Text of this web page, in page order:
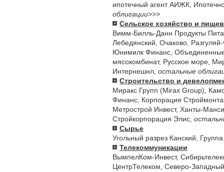
ипотечный агент АИЖК
облигации>>>
Сельское хозяйство и
Вимм-Билль-Данн Продукты
Лебедянский Очаково
Юнимилк Финанс
мясокомбинат, Русское море
Интернешнл остальные
Строительство и
Миракс Групп (Mirax Group)
Финанс Корпорация
Метрострой Инвест, Ханты-
Стройкорпорация Элис
Сырье
Угольный разрез Канский
Телекоммуникации
ВымпелКом-Инвест,
ЦентрТелеком Северо-